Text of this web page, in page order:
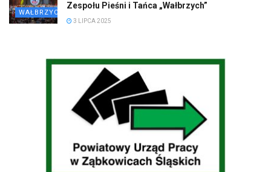
WAŁBRZYCH
Zespołu Pieśni i Tańca „Wałbrzych”
3 LIPCA 2025